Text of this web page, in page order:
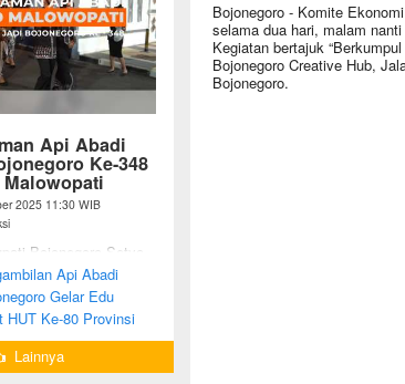
Bojonegoro - Komite
selama dua hari, malam
Kegiatan bertajuk
Bojonegoro Creative Hub,
Bojonegoro.
Api Abadi
Ke-348
2025 11:30 WIB
Bojonegoro Setyo
Wakil Bupati Nurul
DPRD Abdulloh
Forkopimda
Api Abadi
Jadi Bojonegoro Ke-
Gelar Edu
Clinic Seni
HUT Ke-80 Provinsi
Bojonegoro
Lainnya